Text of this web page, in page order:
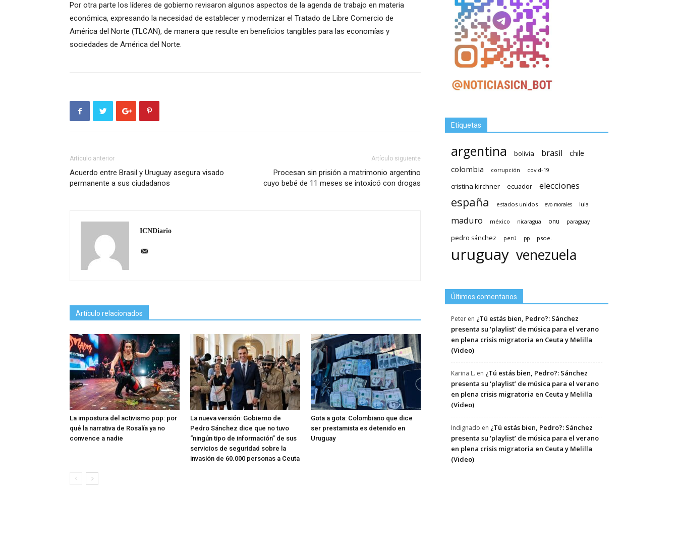
Por otra parte los líderes de gobierno revisaron algunos aspectos de la agenda de trabajo en materia
económica, expresando la necesidad de establecer y modernizar el Tratado de Libre Comercio de
América del Norte (TLCAN), de manera que resulte en beneficios tangibles para las economías y
sociedades de América del Norte.
Artículo anterior
Acuerdo entre Brasil y Uruguay asegura visado
permanente a sus ciudadanos
Artículo siguiente
Procesan sin prisión a matrimonio argentino
cuyo bebé de 11 meses se intoxicó con drogas
ICNDiario
Artículo relacionados
La impostura del activismo pop: por
qué la narrativa de Rosalía ya no
convence a nadie
La nueva versión: Gobierno de
Pedro Sánchez dice que no tuvo
“ningún tipo de información” de sus
servicios de seguridad sobre la
invasión de 60.000 personas a Ceuta
Gota a gota: Colombiano que dice
ser prestamista es detenido en
Uruguay
Etiquetas
argentina bolivia brasil
chile
colombia
corrupción covid-19
cristina kirchner ecuador elecciones
españa estados unidos evo morales lula
maduro méxico nicaragua onu paraguay
pedro sánchez perú pp psoe.
uruguay venezuela
Últimos comentarios
Peter en ¿Tú estás bien, Pedro?: Sánchez
presenta su ‘playlist’ de música para el verano
en plena crisis migratoria en Ceuta y Melilla
(Video)
Karina L. en ¿Tú estás bien, Pedro?: Sánchez
presenta su ‘playlist’ de música para el verano
en plena crisis migratoria en Ceuta y Melilla
(Video)
Indignado en ¿Tú estás bien, Pedro?: Sánchez
presenta su ‘playlist’ de música para el verano
en plena crisis migratoria en Ceuta y Melilla
(Video)